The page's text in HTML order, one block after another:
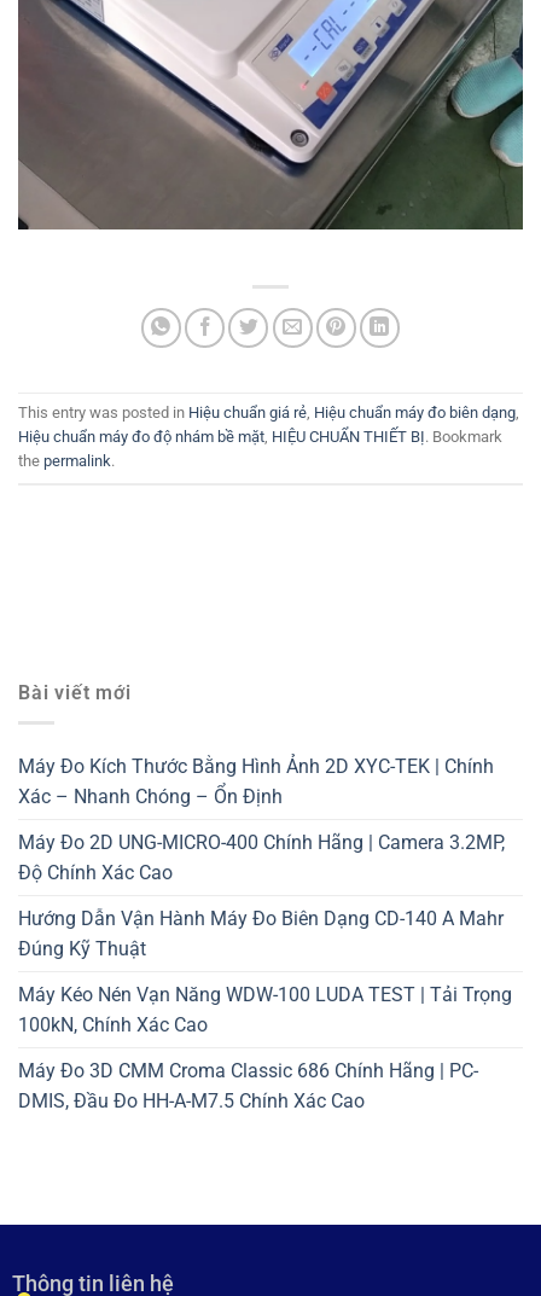
This entry was posted in Hiệu chuẩn giá rẻ, Hiệu chuẩn máy đo biên dạng,
Hiệu chuẩn máy đo độ nhám bề mặt, HIỆU CHUẨN THIẾT BỊ. Bookmark
the permalink.
Bài viết mới
Máy Đo Kích Thước Bằng Hình Ảnh 2D XYC-TEK | Chính
Xác – Nhanh Chóng – Ổn Định
Máy Đo 2D UNG-MICRO-400 Chính Hãng | Camera 3.2MP,
Độ Chính Xác Cao
Hướng Dẫn Vận Hành Máy Đo Biên Dạng CD-140 A Mahr
Đúng Kỹ Thuật
Máy Kéo Nén Vạn Năng WDW-100 LUDA TEST | Tải Trọng
100kN, Chính Xác Cao
Máy Đo 3D CMM Croma Classic 686 Chính Hãng | PC-
DMIS, Đầu Đo HH-A-M7.5 Chính Xác Cao
Thông tin liên hệ